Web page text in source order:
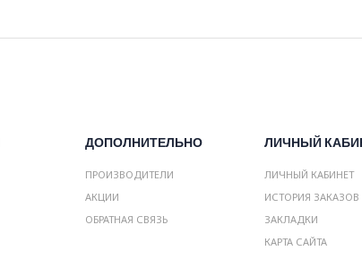
ДОПОЛНИТЕЛЬНО
ПРОИЗВОДИТЕЛИ
АКЦИИ
ОБРАТНАЯ СВЯЗЬ
ЛИЧНЫЙ
ЛИЧНЫЙ КАБИНЕТ
ИСТОРИЯ ЗАКАЗОВ
ЗАКЛАДКИ
КАРТА САЙТА